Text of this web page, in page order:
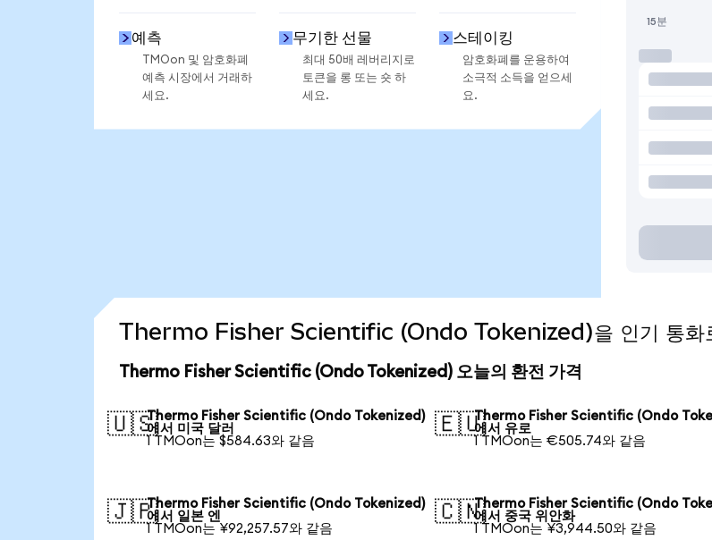
예측
TMOon 및 암호화폐
예측 시장에서 거래하
세요.
무기한 선물
최대 50배 레버리지로
토큰을 롱 또는 숏 하
세요.
스테이킹
암호화폐를 운용하여
소극적 소득을 얻으세
요.
15분
Thermo Fisher Scientific (Ondo Tokenized)을 인기 통화
Thermo Fisher Scientific (Ondo Tokenized) 오늘의 환전 가격
🇺🇸Thermo Fisher Scientific (Ondo Tokenized)
에서 미국 달러
1 TMOon는 $584.63와 같음
🇪🇺Thermo Fisher Scientific (Ondo
에서 유로
1 TMOon는 €505.74와 같음
🇯🇵Thermo Fisher Scientific (Ondo Tokenized)
에서 일본 엔
1 TMOon는 ¥92,257.57와 같음
🇨🇳Thermo Fisher Scientific (Ondo
에서 중국 위안화
1 TMOon는 ¥3,944.50와 같음